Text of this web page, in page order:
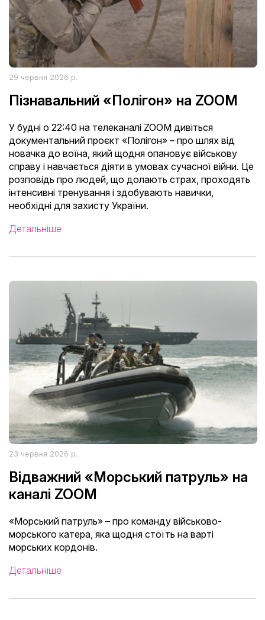
29 червня 2026 р.
Пізнавальний «Полігон» на ZOOM
У будні о 22:40 на телеканалі ZOOM дивіться
документальний проєкт «Полігон» – про шлях від
новачка до воїна, який щодня опановує військову
справу і навчається діяти в умовах сучасної війни. Це
розповідь про людей, що долають страх, проходять
інтенсивні тренування і здобувають навички,
необхідні для захисту України.
Детальніше
23 червня 2026 р.
Відважний «Морський патруль» на
каналі ZOOM
«Морський патруль» – про команду військово-
морського катера, яка щодня стоїть на варті
морських кордонів.
Детальніше